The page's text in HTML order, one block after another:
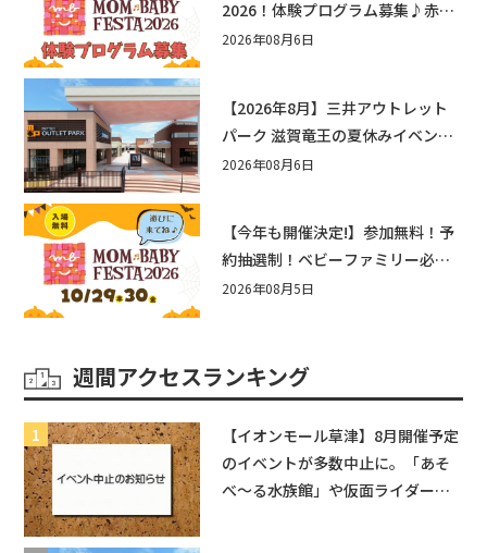
2026！体験プログラム募集♪赤ち
ゃん向けイベントに出演しません
2026年08月6日
【2026年8月】三井アウトレット
パーク 滋賀竜王の夏休みイベント
まとめ！びしょぬれ水あそび・激
2026年08月6日
【今年も開催決定!】参加無料！予
約抽選制！ベビーファミリー必見
☆入場無料☆10/29(木)30(金)ママ
2026年08月5日
週間アクセスランキング
【イオンモール草津】8月開催予定
のイベントが多数中止に。「あそ
べ〜る水族館」や仮面ライダーシ